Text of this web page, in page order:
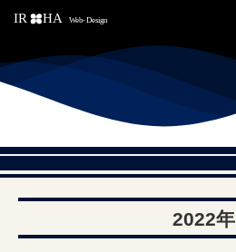
2022年